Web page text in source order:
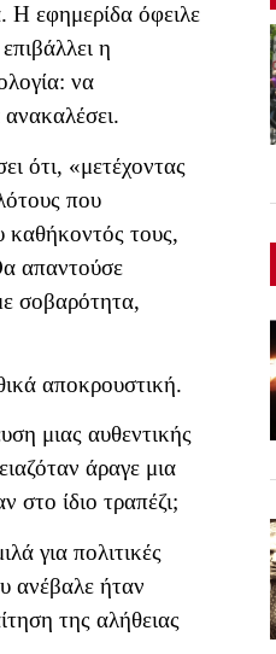
Η εφημερίδα όφειλε
η
να
ανακαλέσει.
ότι, «μετέχοντας
που
καθήκοντός τους,
απαντούσε
σοβαρότητα,
αποκρουστική.
μιας αυθεντικής
άραγε μια
στο ίδιο τραπέζι;
για πολιτικές
ανέβαλε ήταν
της αλήθειας